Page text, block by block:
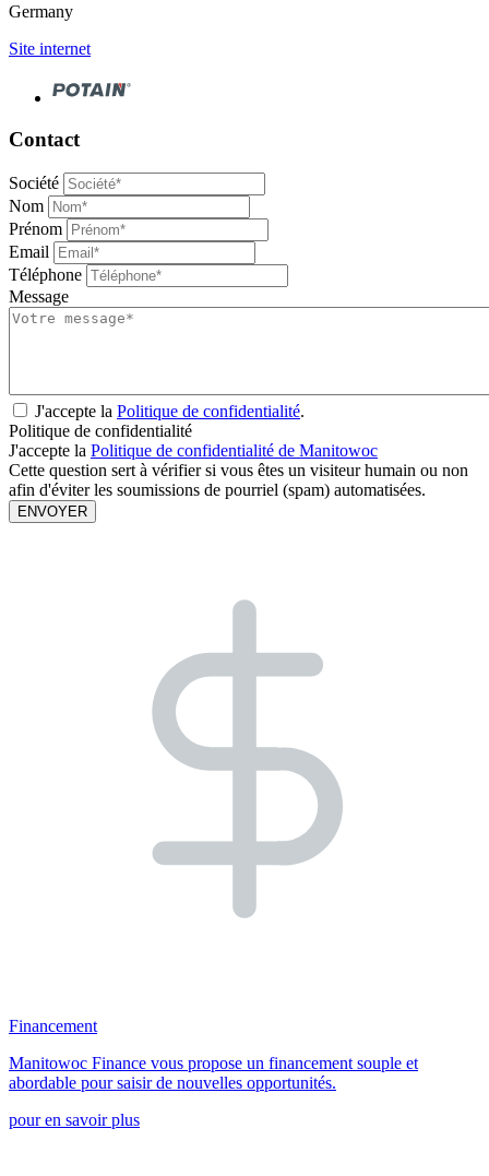
Germany
Site internet
Contact
Société
Nom
Prénom
Email
Téléphone
Message
J'accepte la Politique de confidentialité.
Politique de confidentialité
J'accepte la Politique de confidentialité de Manitowoc
Cette question sert à vérifier si vous êtes un visiteur humain ou non
afin d'éviter les soumissions de pourriel (spam) automatisées.
Financement
Manitowoc Finance vous propose un financement souple et
abordable pour saisir de nouvelles opportunités.
pour en savoir plus